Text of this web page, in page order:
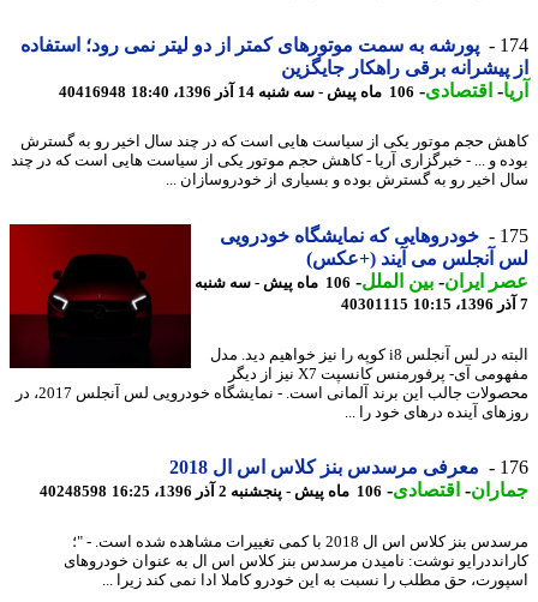
پورشه به سمت موتورهای کمتر از دو لیتر نمی رود؛ استفاده
برقی راهکار جایگزین
-اقتصادی-106 ماه پیش - سه شنبه 14 آذر 1396، 18:40 40416948
حجم موتور یکی از سیاست هایی است که در چند سال اخیر رو به گسترش
و ... - خبرگزاری آریا - کاهش حجم موتور یکی از سیاست هایی است که در چند
اخیر رو به گسترش بوده و بسیاری از خودروسازان ...
خودروهایی که نمایشگاه خودرویی
آنجلس می آیند (+عکس)
ایران- بین الملل-
106 ماه پیش - سه شنبه
40301115
البته در لس آنجلس i8 کوپه را نیز خواهیم دید. مدل
مفهومی آی- پرفورمنس کانسپت X7 نیز از دیگر
محصولات جالب این برند آلمانی است. - نمایشگاه خودرویی لس آنجلس 2017، در
آینده درهای خود را ...
معرفی مرسدس بنز کلاس اس ال 2018
- اقتصادی-106 ماه پیش - پنجشنبه 2 آذر 1396، 16:25 40248598
مرسدس بنز کلاس اس ال 2018 با کمی تغییرات مشاهده شده است. - "؛
نوشت: نامیدن مرسدس بنز کلاس اس ال به عنوان خودروهای
حق مطلب را نسبت به این خودرو کاملا ادا نمی کند زیرا ...